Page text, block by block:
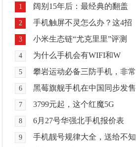
1 阔别15年后：最经典的翻盖
2 手机触屏不灵怎么办？这4招
3 小米生态链“尤克里里”评测
4 为什么手机会有WIFI和W
5 攀岩运动必备三防手机，非常
6 黑莓旗舰手机在中国同步发售
7 3799元起，这个红魔5G
8 6月27号华强北手机报价表
9 手机靓号规律大全，送给不知